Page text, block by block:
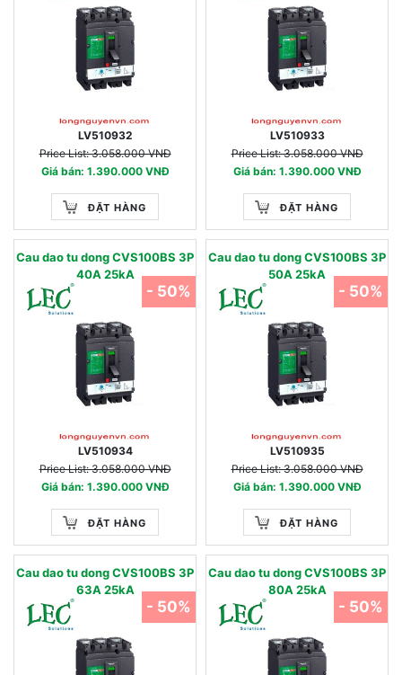
LV510932
Price List: 3.058.000 VNĐ
Giá bán: 1.390.000 VNĐ
ĐẶT HÀNG
LV510933
Price List: 3.058.000 VNĐ
Giá bán: 1.390.000 VNĐ
ĐẶT HÀNG
Cau dao tu dong CVS100BS 3P
40A 25kA
LV510934
Price List: 3.058.000 VNĐ
Giá bán: 1.390.000 VNĐ
ĐẶT HÀNG
- 50%
Cau dao tu dong CVS100BS 3P
50A 25kA
LV510935
Price List: 3.058.000 VNĐ
Giá bán: 1.390.000 VNĐ
ĐẶT HÀNG
- 50%
Cau dao tu dong CVS100BS 3P
63A 25kA
- 50%
Cau dao tu dong CVS100BS 3P
80A 25kA
- 50%